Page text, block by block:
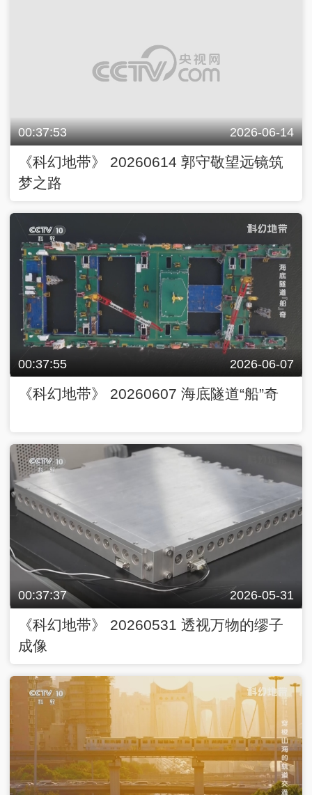
00:37:53 2026-06-14
《科幻地带》 20260614 郭守敬望远镜筑
梦之路
00:37:55 2026-06-07
《科幻地带》 20260607 海底隧道“船”奇
00:37:37 2026-05-31
《科幻地带》 20260531 透视万物的缪子
成像